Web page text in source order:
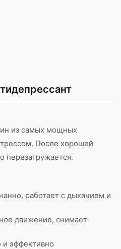
из самых мощных
После хорошей
перезагружается.
работает с дыханием и
движение, снимает
эффективно